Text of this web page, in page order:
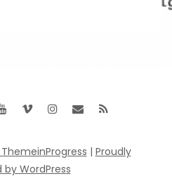
| Proudly
WordPress